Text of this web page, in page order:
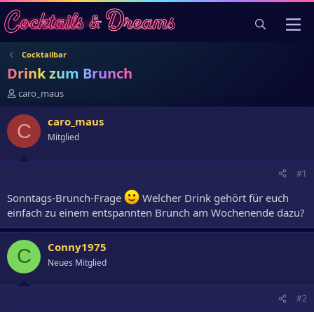
Cocktailbar
Drink zum Brunch
E
r
s
t
r
caro_maus
C caro_maus
Mitglied
#1
Sonntags-Brunch-Frage
Welcher Drink gehört für euch
einfach zu einem entspannten Brunch am Wochenende dazu?
C Conny1975
Neues Mitglied
#2